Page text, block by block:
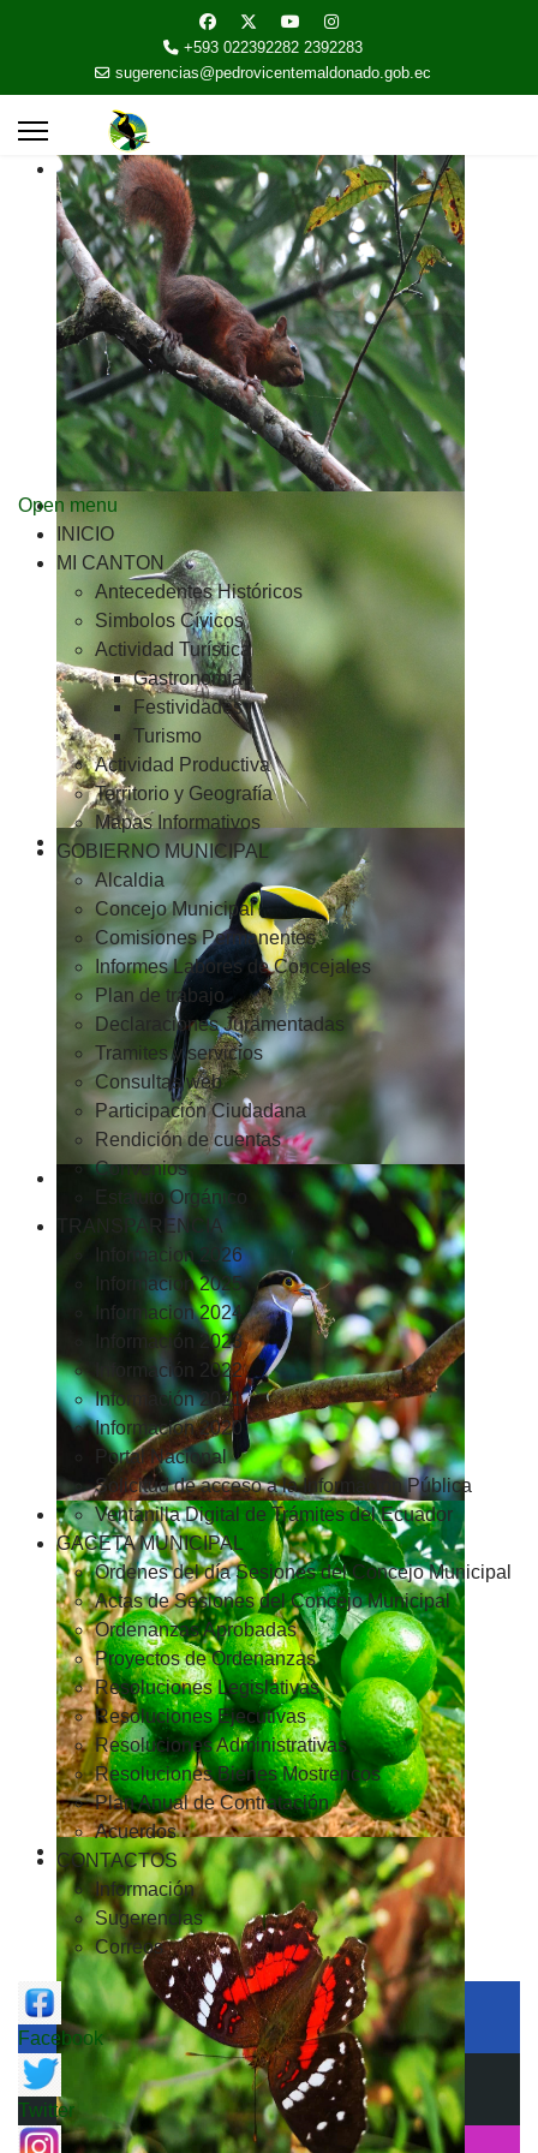
+593 022392282 2392283
sugerencias@pedrovicentemaldonado.gob.ec
Open menu
INICIO
MI CANTON
Antecedentes Históricos
Simbolos Cívicos
Actividad Turística
Gastronomía
Festividades
Turismo
Actividad Productiva
Territorio y Geografía
Mapas Informativos
GOBIERNO MUNICIPAL
Alcaldia
Concejo Municipal
Comisiones Permanentes
Informes Labores de Concejales
Plan de trabajo
Declaraciones Juramentadas
Tramites y servicios
Consultas web
Participación Ciudadana
Rendición de cuentas
Convenios
Estatuto Orgánico
TRANSPARENCIA
Informacion 2026
Informacion 2025
Informacion 2024
Información 2023
Información 2022
Información 2021
Información 2020
Portal Nacional
Solicitud de acceso a la Información Pública
Ventanilla Digital de Trámites del Ecuador
GACETA MUNICIPAL
Ordenes del día Sesiones del Concejo Municipal
Actas de Sesiones del Concejo Municipal
Ordenanzas Aprobadas
Proyectos de Ordenanzas
Resoluciones Legislativas
Resoluciones Ejecutivas
Resoluciones Administrativas
Resoluciones Bienes Mostrencos
Plan Anual de Contratación
Acuerdos
CONTACTOS
Información
Sugerencias
Correos
Facebook
Twitter